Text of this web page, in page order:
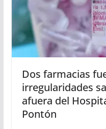
Dos farmacias
irregularidades
afuera del
Pontón